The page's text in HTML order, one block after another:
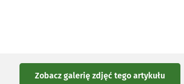
Zobacz galerię zdjęć tego artykułu